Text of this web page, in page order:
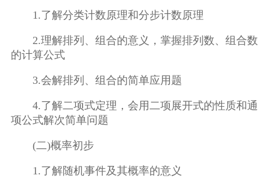
1.了解分类计数原理和分步计数原理
2.理解排列、组合的意义，掌握排列数、组合数
的计算公式
3.会解排列、组合的简单应用题
4.了解二项式定理，会用二项展开式的性质和通
项公式解次简单问题
(二)概率初步
1.了解随机事件及其概率的意义